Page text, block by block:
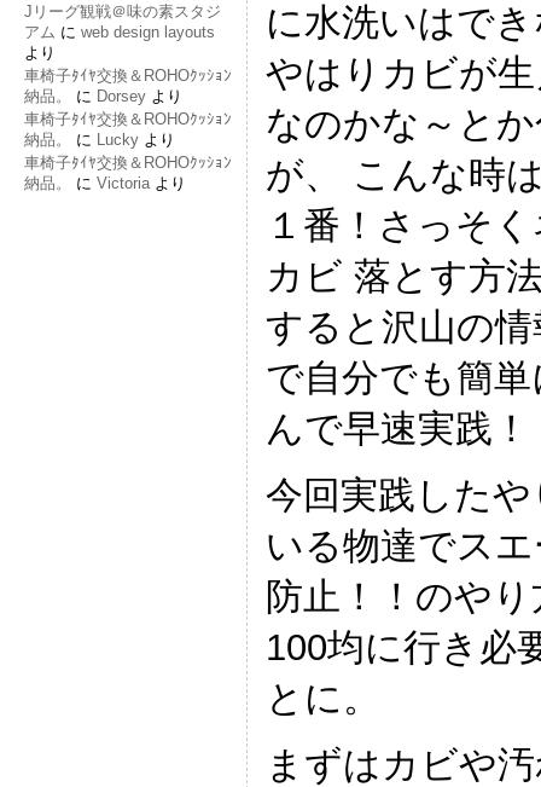
Jリーグ観戦＠味の素スタジ
アム に web design layouts
より
車椅子ﾀｲﾔ交換＆ROHOｸｯｼｮﾝ
納品。
に Dorseyより
車椅子ﾀｲﾔ交換＆ROHOｸｯｼｮﾝ
納品。
に Luckyより
車椅子ﾀｲﾔ交換＆ROHOｸｯｼｮﾝ
納品。
に Victoriaより
に水洗いはで
やはりカビが
なのかな～と
が、 こんな時
１番！さっそ
カビ 落とす方
すると沢山の
で自分でも簡
んで早速実践！
今回実践した
いる物達でス
防止！！のや
100均に行き必
とに。
まずはカビや